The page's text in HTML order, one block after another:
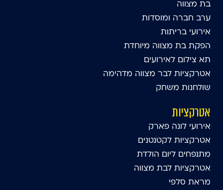
בת מצווה
ערב חברה ומוסדות
אירועי בריתות
הפקת בת מצווה מיוחדת
תא צילום לאירועים
אטרקציות לבר מצווה מדהימה
שולחנות משחק
אטרקציות
אירועי לונה פארק
אטרקציות לקטנטנים
מתנפחים ליום הולדת
אטרקציות לבת מצווה
מראת סלפי